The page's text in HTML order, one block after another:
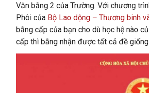
Văn bằng 2 của Trường. Với chương
Phôi của Bộ Lao dộng – Thương binh
bằng cấp của bạn cho dù học hệ nào
cấp thì bằng nhận được tất cả đề giống